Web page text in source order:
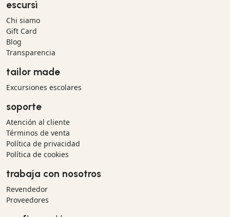
escursì
Chi siamo
Gift Card
Blog
Transparencia
tailor made
Excursiones escolares
soporte
Atención al cliente
Términos de venta
Política de privacidad
Política de cookies
trabaja con nosotros
Revendedor
Proveedores